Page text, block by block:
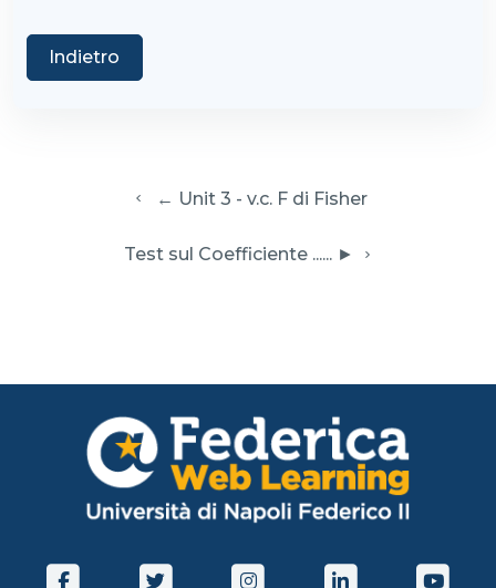
Indietro
  ← Unit 3 - v.c. F di Fisher
Test sul Coefficiente ...... ►